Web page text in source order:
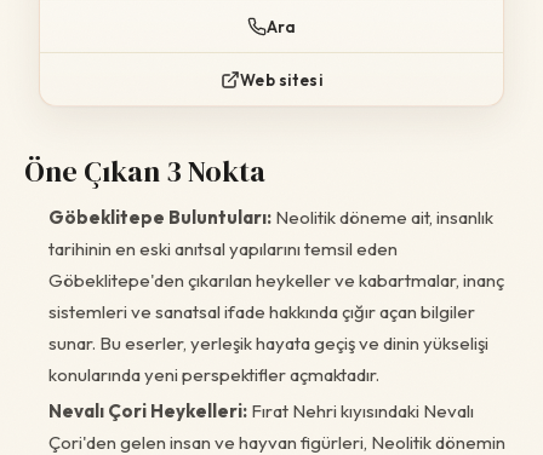
Ara
Web sitesi
Öne Çıkan 3 Nokta
Göbeklitepe Buluntuları: Neolitik döneme ait, insanlık
tarihinin en eski anıtsal yapılarını temsil eden
Göbeklitepe'den çıkarılan heykeller ve kabartmalar, inanç
sistemleri ve sanatsal ifade hakkında çığır açan bilgiler
sunar. Bu eserler, yerleşik hayata geçiş ve dinin yükselişi
konularında yeni perspektifler açmaktadır.
Nevalı Çori Heykelleri: Fırat Nehri kıyısındaki Nevalı
Çori'den gelen insan ve hayvan figürleri, Neolitik dönemin